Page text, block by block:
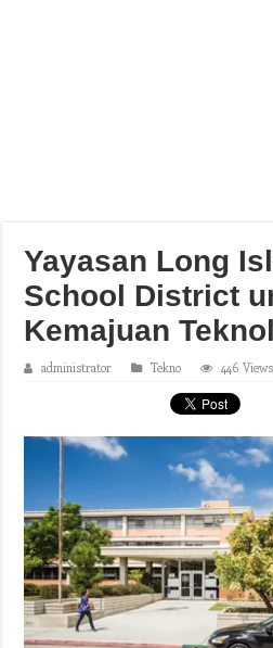
Yayasan Long
School District
Kemajuan
administrator Tekno 446 Views